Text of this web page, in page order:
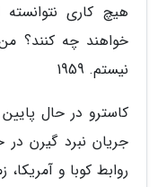
هیچ کاری
خواهند چه کنند؟
نیستم. 1959
جریان نبرد گیرن
روابط کوبا و